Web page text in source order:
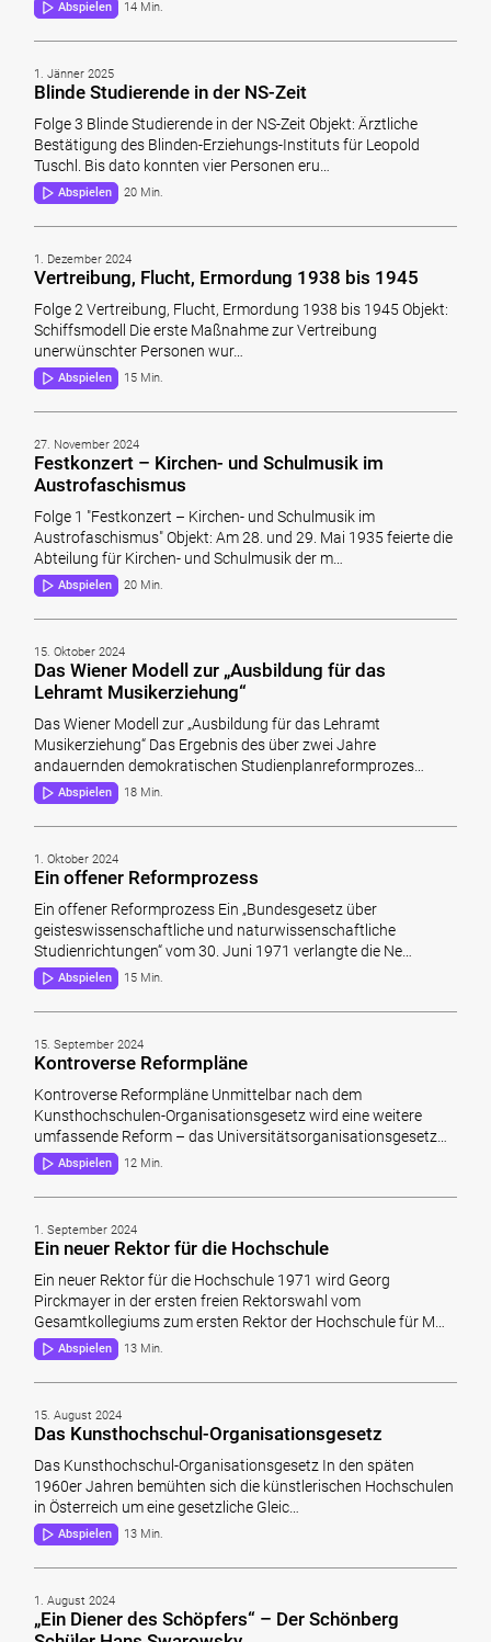
Abspielen 14 Min.
1. Jänner 2025
Blinde Studierende in der NS-Zeit
Folge 3 Blinde Studierende in der NS-Zeit Objekt: Ärztliche
Bestätigung des Blinden-Erziehungs-Instituts für Leopold
Tuschl. Bis dato konnten vier Personen eru…
Abspielen 20 Min.
1. Dezember 2024
Vertreibung, Flucht, Ermordung 1938 bis 1945
Folge 2 Vertreibung, Flucht, Ermordung 1938 bis 1945 Objekt:
Schiffsmodell Die erste Maßnahme zur Vertreibung
unerwünschter Personen wur…
Abspielen 15 Min.
27. November 2024
Festkonzert – Kirchen- und Schulmusik im
Austrofaschismus
Folge 1 "Festkonzert – Kirchen- und Schulmusik im
Austrofaschismus" Objekt: Am 28. und 29. Mai 1935 feierte die
Abteilung für Kirchen- und Schulmusik der m…
Abspielen 20 Min.
15. Oktober 2024
Das Wiener Modell zur „Ausbildung für das
Lehramt Musikerziehung“
Das Wiener Modell zur „Ausbildung für das Lehramt
Musikerziehung“ Das Ergebnis des über zwei Jahre
andauernden demokratischen Studienplanreformprozes…
Abspielen 18 Min.
1. Oktober 2024
Ein offener Reformprozess
Ein offener Reformprozess Ein „Bundesgesetz über
geisteswissenschaftliche und naturwissenschaftliche
Studienrichtungen“ vom 30. Juni 1971 verlangte die Ne…
Abspielen 15 Min.
15. September 2024
Kontroverse Reformpläne
Kontroverse Reformpläne Unmittelbar nach dem
Kunsthochschulen-Organisationsgesetz wird eine weitere
umfassende Reform – das Universitätsorganisationsgesetz…
Abspielen 12 Min.
1. September 2024
Ein neuer Rektor für die Hochschule
Ein neuer Rektor für die Hochschule 1971 wird Georg
Pirckmayer in der ersten freien Rektorswahl vom
Gesamtkollegiums zum ersten Rektor der Hochschule für M…
Abspielen 13 Min.
15. August 2024
Das Kunsthochschul-Organisationsgesetz
Das Kunsthochschul-Organisationsgesetz In den späten
1960er Jahren bemühten sich die künstlerischen Hochschulen
in Österreich um eine gesetzliche Gleic…
Abspielen 13 Min.
1. August 2024
„Ein Diener des Schöpfers“ – Der Schönberg